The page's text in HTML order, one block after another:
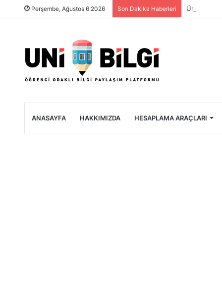
Perşembe, Ağustos 6 2026 Son Dakika Haberleri Üniversite
ANASAYFA HAKKIMIZDA HESAPLAMA ARAÇLARI